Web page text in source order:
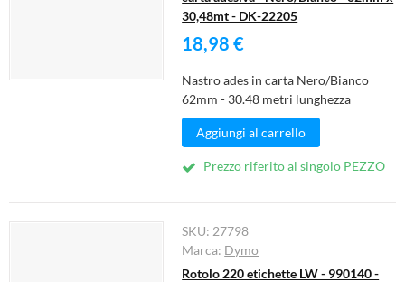
30,48mt - DK-22205
18,98 €
Nastro ades in carta Nero/Bianco
62mm - 30.48 metri lunghezza
Aggiungi al carrello
Prezzo riferito al singolo PEZZO
SKU: 27798
Marca: Dymo
Rotolo 220 etichette LW - 990140 -